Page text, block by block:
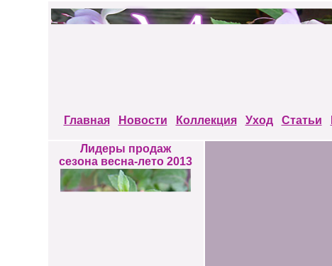
Главная Новости Коллекция Уход Статьи
Лидеры продаж
сезона весна-лето 2013